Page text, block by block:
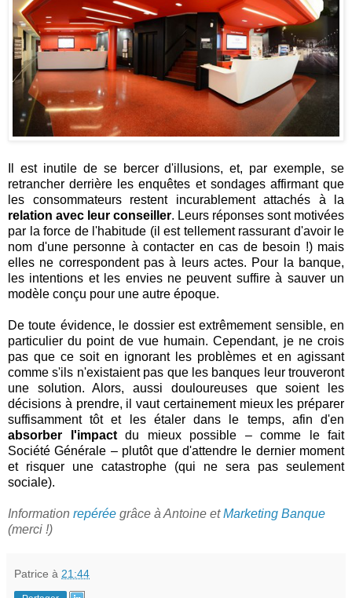
Il est inutile de se bercer d'illusions, et, par exemple, se
retrancher derrière les enquêtes et sondages affirmant que
les consommateurs restent incurablement attachés à la
relation avec leur conseiller. Leurs réponses sont motivées
par la force de l'habitude (il est tellement rassurant d'avoir le
nom d'une personne à contacter en cas de besoin !) mais
elles ne correspondent pas à leurs actes. Pour la banque,
les intentions et les envies ne peuvent suffire à sauver un
modèle conçu pour une autre époque.
De toute évidence, le dossier est extrêmement sensible, en
particulier du point de vue humain. Cependant, je ne crois
pas que ce soit en ignorant les problèmes et en agissant
comme s'ils n'existaient pas que les banques leur trouveront
une solution. Alors, aussi douloureuses que soient les
décisions à prendre, il vaut certainement mieux les préparer
suffisamment tôt et les étaler dans le temps, afin d'en
absorber l'impactdu mieux possible – comme le fait
Société Générale – plutôt que d'attendre le dernier moment
et risquer une catastrophe (qui ne sera pas seulement
sociale).
Information repérée grâce à Antoine etMarketing Banque
(merci !)
Patrice à 21:44